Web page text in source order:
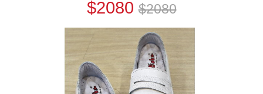
$2080$2080